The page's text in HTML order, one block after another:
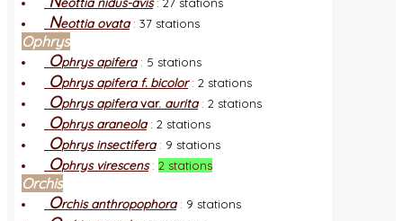
Neottia ovata: 37 stations
Ophrys
Ophrys apifera: 5 stations
Ophrys apifera f. bicolor: 2 stations
Ophrys apiferavar. aurita: 2 stations
Ophrys araneola: 2 stations
Ophrys insectifera: 9 stations
Ophrys virescens: 2 stations
Orchis
Orchis anthropophora: 9 stations